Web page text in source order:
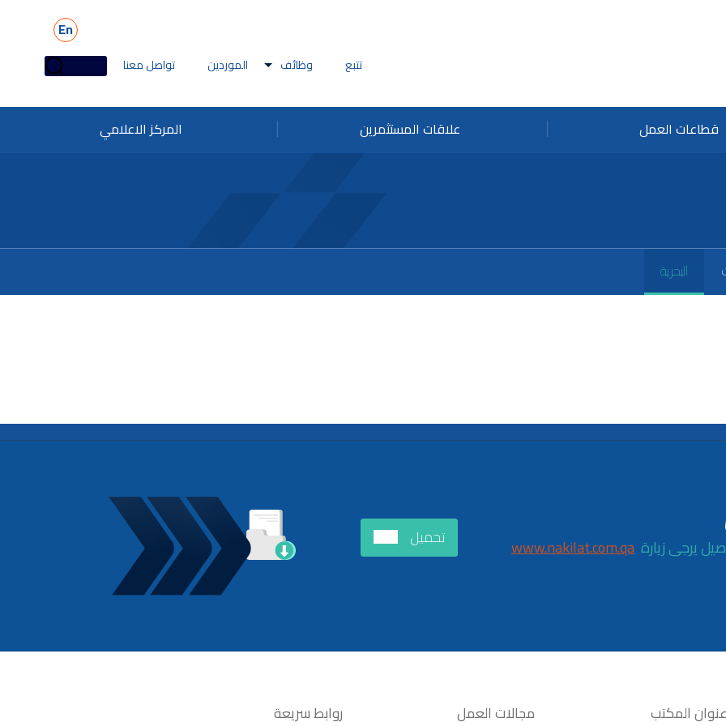
En
تتبع وظائف
وظائف ملاحة
الموردين تواصل معنا
قطاعات العمل علاقات المستثمرين المركز الاعلامي
البحرية
www.nakilat.com.qa تحميل
المكتب مجالات العمل روابط سريعة